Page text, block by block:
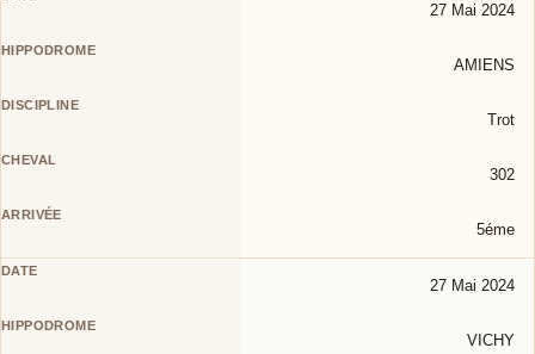
27 Mai 2024
AMIENS
Trot
302
5éme
27 Mai 2024
VICHY